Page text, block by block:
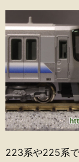
223系や225系で